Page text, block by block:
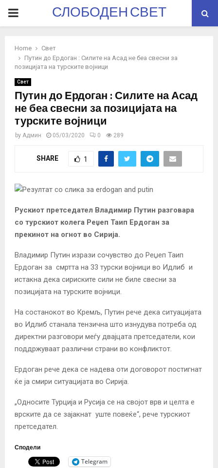
PRIMARYСЛОБОДЕН СВЕТ
Home
Свет
Путин до Ердоган : Силите на Асад не беа свесни за
позицијата на турските војници
Свет
Путин до Ердоган : Силите на Асад
не беа свесни за позицијата на
турските војници
by Админ 05/03/2020 0 289
SHARE 1
Рускиот претседател Владимир Путин разговара
со турскиот колега Реџеп Таип Ердоган за
прекинот на огнот во Сирија.
Владимир Путин изрази сочувство до Реџеп Таип
Ердоган за смртта на 33 турски војници во Идлиб и
истакна дека сириските сили не биле свесни за
позицијата на турските војници.
На состанокот во Кремљ, Путин рече дека ситуацијата
во Идлиб станала тензична што изнудува потреба од
директни разговори меѓу двајцата претседатели, кои
поддржуваат различни страни во конфликтот.
Ердоган рече дека се надева оти договорот постигнат
ќе ја смири ситуацијата во Сирија.
„Односите Турција и Русија се на својот врв и целта е
врските да се зајакнат уште повеќе“, рече турскиот
претседател.
Сподели
Telegram